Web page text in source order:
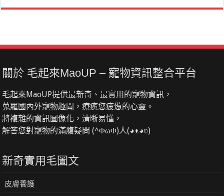
關於 毛起來MaoUP – 寵物資訊整合平台
毛起來MaoUP提供最新奇、最實用的寵物資訊，
蒐羅國內外寵物趣聞，療癒您疲憊的心靈。
將複雜的資訊圖像化，清晰易懂，
解答您對寵物的滿腹疑問 (^ΦωΦ)人(◕ᴥ◕ʋ)
新奇實用毛圖文
皮膚養護